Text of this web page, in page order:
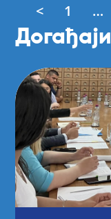
< 1 …
Догађаји